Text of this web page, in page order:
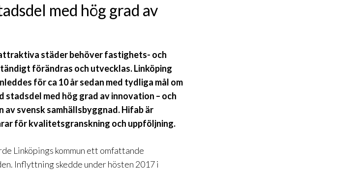
med hög grad av
städer behöver fastighets- och
förändras och utvecklas. Linköping
för ca 10 år sedan med tydliga mål om
stadsdel med hög grad av innovation – och
svensk samhällsbyggnad. Hifab är
för kvalitetsgranskning och uppföljning.
Linköpings kommun ett omfattande
Inflyttning skedde under hösten 2017 i